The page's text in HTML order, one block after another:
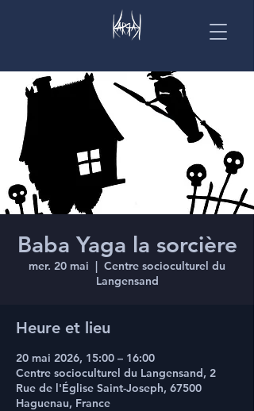
Baba Yaga la sorcière
mer. 20 mai
  |
Centre socioculturel du
Langensand
Heure et lieu
20 mai 2026, 15:00 – 16:00
Centre socioculturel du Langensand, 2
Rue de l'Église Saint-Joseph, 67500
Haguenau, France